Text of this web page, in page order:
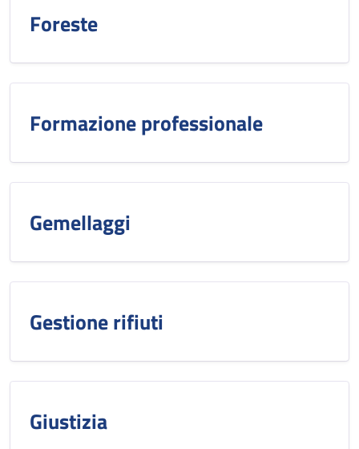
Foreste
Formazione professionale
Gemellaggi
Gestione rifiuti
Giustizia